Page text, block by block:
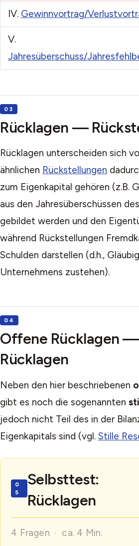
IV. Gewinnvortrag/
V.
Jahresüberschuss/
Rücklagen —
Rücklagen unterscheiden sich
ähnlichen Rückstellungen
zum Eigenkapital gehören (z.B.
aus den Jahresüberschüssen
gebildet werden und den
während Rückstellungen
Schulden darstellen (d.h.,
Unternehmens zustehen).
Offene Rücklagen
Rücklagen
Neben den hier beschriebenen
gibt es noch die sogenannten
jedoch nicht Teil des in der
Eigenkapitals sind (vgl. Stille
Selbsttest:
Rücklagen
4 Fragen · ca. 4 Min.